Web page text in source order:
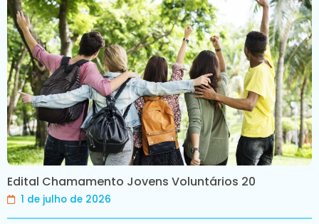
Edital Chamamento Jovens Voluntários 20
1 de julho de 2026